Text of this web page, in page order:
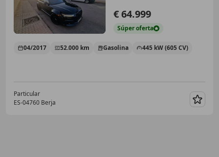
€ 64.999
Súperoferta
04/2017 52.000 km Gasolina 445 kW (605 CV)
Particular
ES-04760 Berja